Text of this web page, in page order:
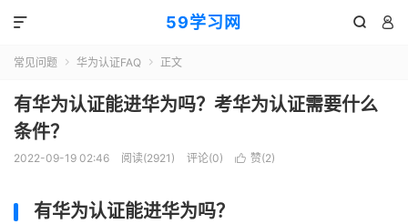
59学习网  

常见问题  华为认证FAQ  正文
有华为认证能进华为吗？考华为认证需要什么
条件？
2022-09-19 02:46 阅读(2921) 评论(0)  赞(2)
有华为认证能进华为吗？